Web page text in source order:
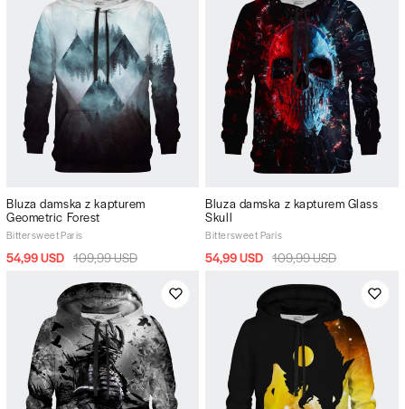
Bluza damska z kapturem
Geometric Forest
Bittersweet Paris
54,99 USD 109,99 USD
Bluza damska z kapturem Glass
Skull
Bittersweet Paris
54,99 USD 109,99 USD